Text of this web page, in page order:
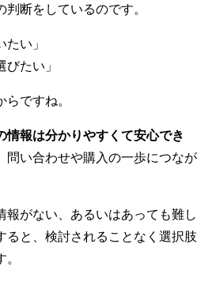
断をしているのです。
い」
びたい」
ですね。
情報は分かりやすくて安心でき
問い合わせや購入の一歩につなが
報がない、あるいはあっても難し
ると、検討されることなく選択肢